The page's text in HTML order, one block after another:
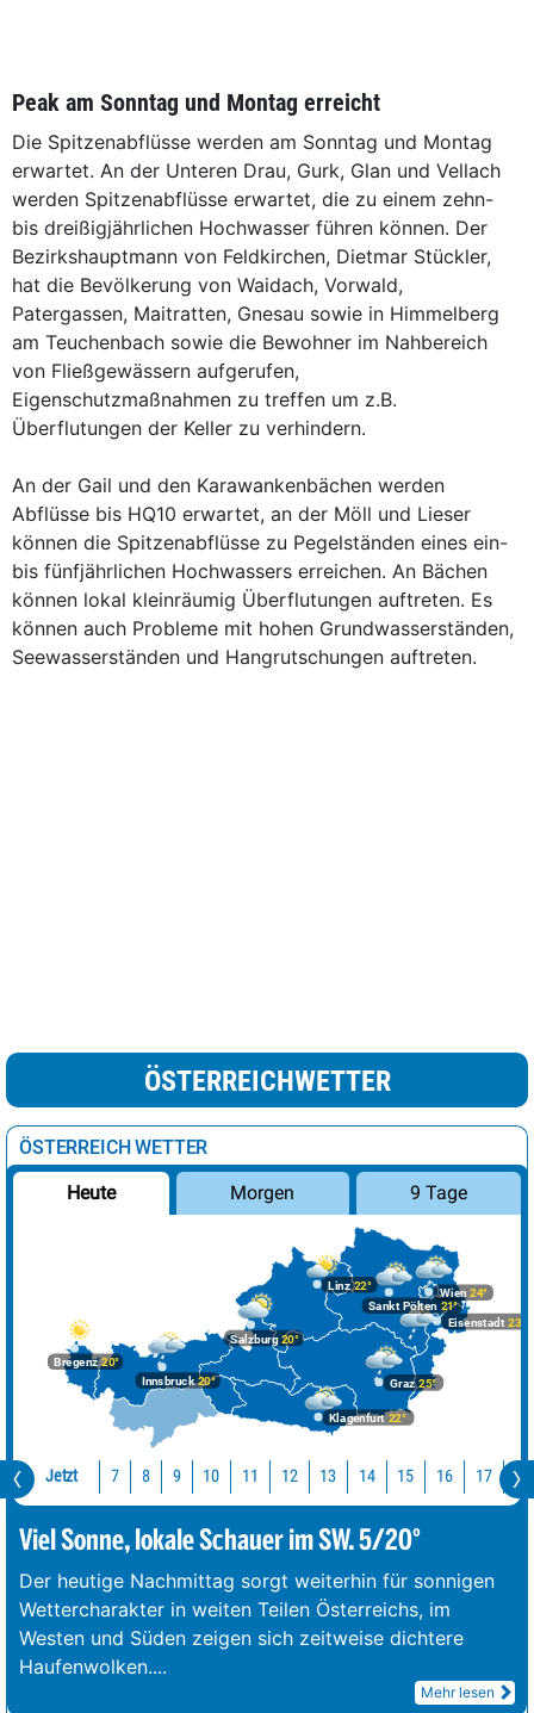
Peak am Sonntag und Montag erreicht
Die Spitzenabflüsse werden am Sonntag und Montag
erwartet. An der Unteren Drau, Gurk, Glan und Vellach
werden Spitzenabflüsse erwartet, die zu einem zehn-
bis dreißigjährlichen Hochwasser führen können. Der
Bezirkshauptmann von Feldkirchen, Dietmar Stückler,
hat die Bevölkerung von Waidach, Vorwald,
Patergassen, Maitratten, Gnesau sowie in Himmelberg
am Teuchenbach sowie die Bewohner im Nahbereich
von Fließgewässern aufgerufen,
Eigenschutzmaßnahmen zu treffen um z.B.
Überflutungen der Keller zu verhindern.
An der Gail und den Karawankenbächen werden
Abflüsse bis HQ10 erwartet, an der Möll und Lieser
können die Spitzenabflüsse zu Pegelständen eines ein-
bis fünfjährlichen Hochwassers erreichen. An Bächen
können lokal kleinräumig Überflutungen auftreten. Es
können auch Probleme mit hohen Grundwasserständen,
Seewasserständen und Hangrutschungen auftreten.
ÖSTERREICHWETTER
ÖSTERREICH WETTER
Heute Morgen 9 Tage
Bregenz20°
Graz25°
Innsbruck20°
Klagenfurt 22°
Linz22°
Salzburg20°
Wien 24°
Eisenstadt 23°
Sankt Pölten 21°
Jetzt 7 8 9 10 11 12 13 14 15 16 17 18
Viel Sonne, lokale Schauer im SW. 5/20°
Der heutige Nachmittag sorgt weiterhin für sonnigen
Wettercharakter in weiten Teilen Österreichs, im
Westen und Süden zeigen sich zeitweise dichtere
Haufenwolken....
Mehr lesen